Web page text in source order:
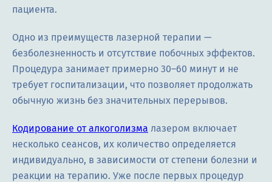
пациента.
Одно из преимуществ лазерной терапии —
безболезненность и отсутствие побочных эффектов.
Процедура занимает примерно 30–60 минут и не
требует госпитализации, что позволяет продолжать
обычную жизнь без значительных перерывов.
Кодирование от алкоголизма лазером включает
несколько сеансов, их количество определяется
индивидуально, в зависимости от степени болезни и
реакции на терапию. Уже после первых процедур